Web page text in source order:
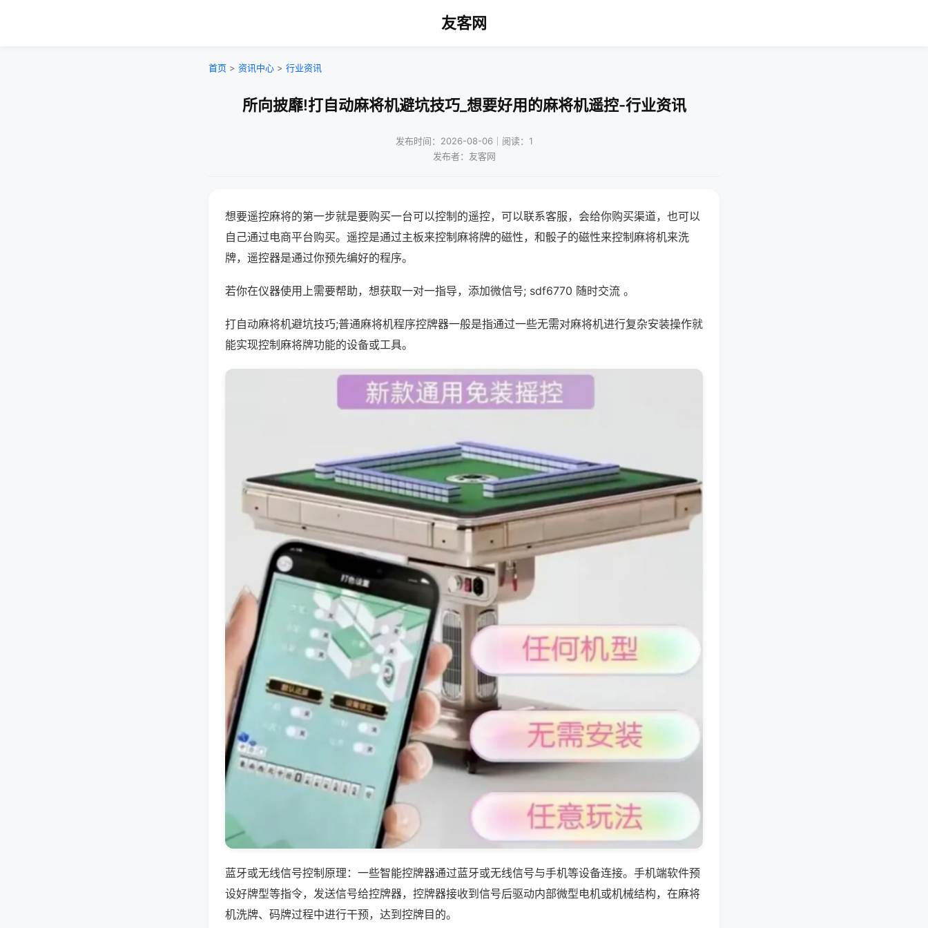
友客网
首页 > 资讯中心 > 行业资讯
所向披靡!打自动麻将机避坑技巧_想要好用的麻将机遥控-行业资讯
发布时间：2026-08-06｜阅读：1
发布者：友客网
想要遥控麻将的第一步就是要购买一台可以控制的遥控，可以联系客服，会给你购买渠道，也可以
自己通过电商平台购买。遥控是通过主板来控制麻将牌的磁性，和骰子的磁性来控制麻将机来洗
牌，遥控器是通过你预先编好的程序。
若你在仪器使用上需要帮助，想获取一对一指导，添加微信号; sdf6770 随时交流 。
打自动麻将机避坑技巧;普通麻将机程序控牌器一般是指通过一些无需对麻将机进行复杂安装操作就
能实现控制麻将牌功能的设备或工具。
蓝牙或无线信号控制原理：一些智能控牌器通过蓝牙或无线信号与手机等设备连接。手机端软件预
设好牌型等指令，发送信号给控牌器，控牌器接收到信号后驱动内部微型电机或机械结构，在麻将
机洗牌、码牌过程中进行干预，达到控牌目的。